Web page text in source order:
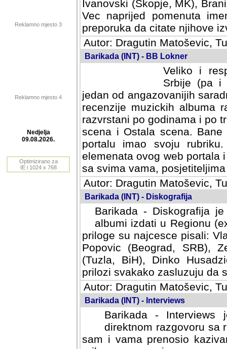
Reklamno mjesto 3
Reklamno mjesto 4
Ivanovski (Skopje, MK),
Vec naprijed pomenuta
preporuka da citate njihove
Autor: Dragutin Matoševic,
Barikada (INT) - BB Lokner
Veliko i
Srbije (pa i
jedan od angazovanijih
recenzije muzickih albuma
razvrstani po godinama i po
scena i Ostala scena.
portalu imao svoju
elemenata ovog web portala
sa svima vama,
Autor: Dragutin Matoševic,
Barikada (INT) - Diskografija
Barikada - Diskografija
albumi izdati u Regionu
priloge su najcesce pisali:
Popovic (Beograd, SRB),
(Tuzla, BiH), Dinko
prilozi svakako zasluzuju da
Autor: Dragutin Matoševic,
Barikada (INT) - Interviews
Barikada -
direktnom razgovoru sa
sam i vama prenosio